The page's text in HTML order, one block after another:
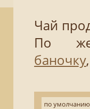
Чай
По
баночку
по умолчанию